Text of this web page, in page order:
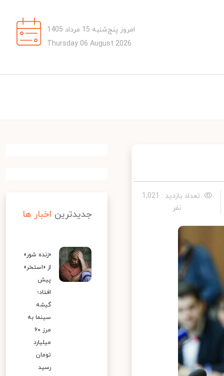
امروز پنج‌شنبه 15 مرداد 1405
Thursday 06 August 2026
تعداد بازدید : 1,021
نفر
جدیدترین اخبار ها
«زنده شور»
از «استخر»
پیش
افتاد؛
گیشه
سینما به
مرز ۶۰
میلیارد
تومان
رسید